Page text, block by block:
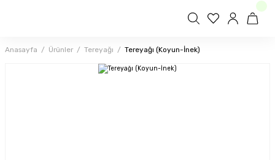
Anasayfa Ürünler Tereyağı Tereyağı (Koyun-İnek)